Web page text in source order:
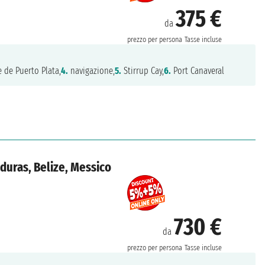
da375 €
prezzo per persona Tasse incluse
de Puerto Plata,4. navigazione,5. Stirrup Cay,6. Port Canaveral
Belize, Messico
da 730 €
prezzo per persona Tasse incluse